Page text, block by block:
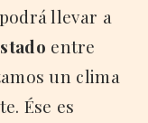
llevar a
entre
un clima
Ése es